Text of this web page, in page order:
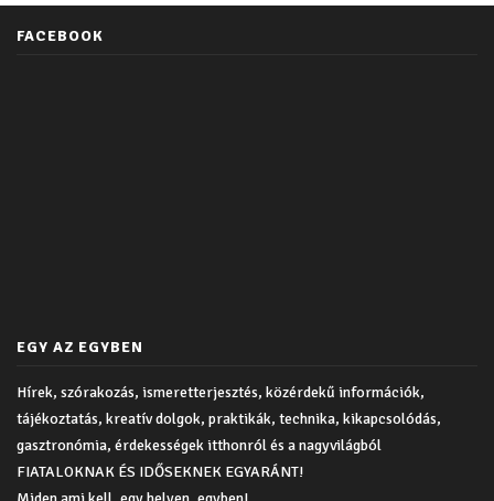
FACEBOOK
EGY AZ EGYBEN
Hírek, szórakozás, ismeretterjesztés, közérdekű információk,
tájékoztatás, kreatív dolgok, praktikák, technika, kikapcsolódás,
gasztronómia, érdekességek itthonról és a nagyvilágból
FIATALOKNAK ÉS IDŐSEKNEK EGYARÁNT!